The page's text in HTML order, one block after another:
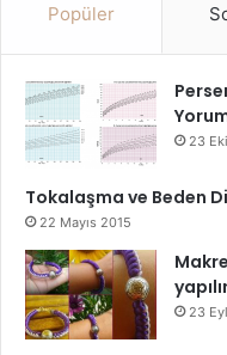
Popüler
23
Tokalaşma ve Beden
22 Mayıs 2015
23